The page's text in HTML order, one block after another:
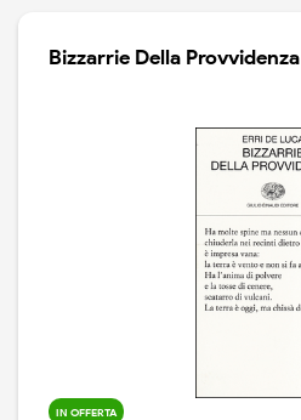
Bizzarrie Della Provvidenza
IN OFFERTA